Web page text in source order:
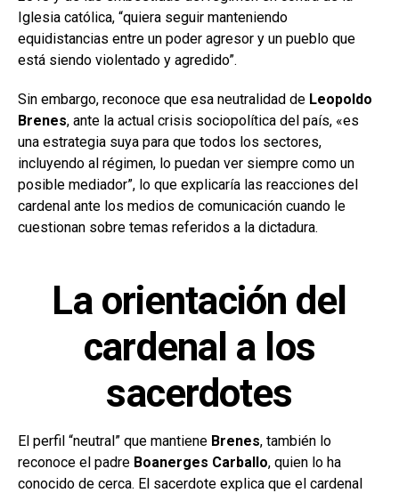
Iglesia católica, “quiera seguir manteniendo
equidistancias entre un poder agresor y un pueblo que
está siendo violentado y agredido”.
Sin embargo, reconoce que esa neutralidad de Leopoldo
Brenes, ante la actual crisis sociopolítica del país, «es
una estrategia suya para que todos los sectores,
incluyendo al régimen, lo puedan ver siempre como un
posible mediador”, lo que explicaría las reacciones del
cardenal ante los medios de comunicación cuando le
cuestionan sobre temas referidos a la dictadura.
La orientación del
cardenal a los
sacerdotes
El perfil “neutral” que mantiene Brenes, también lo
reconoce el padre Boanerges Carballo, quien lo ha
conocido de cerca. El sacerdote explica que el cardenal